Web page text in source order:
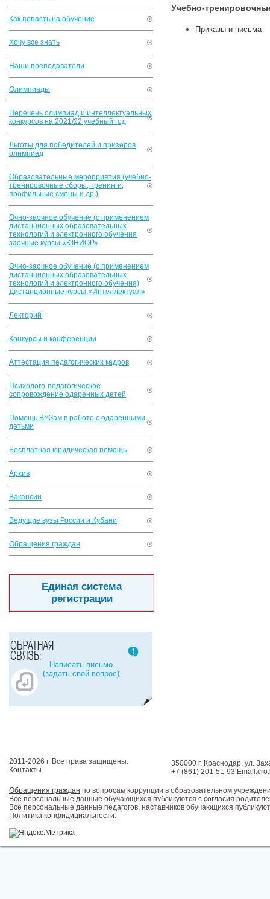
Как попасть на обучение
Хочу все знать
Наши преподаватели
Олимпиады
Перечень олимпиад и интеллектуальных
конкурсов на 2021/22 учебный год
Льготы для победителей и призеров
олимпиад
Образовательные мероприятия (учебно-
тренировочные сборы, тренинги,
профильные смены и др.)
Очно-заочное обучение (с применением
дистанционных образовательных
технологий и электронного обучения
заочные курсы «ЮНИОР»
Очно-заочное обучение (с применением
дистанционных образовательных
технологий и электронного обучения)
Дистанционные курсы «Интеллектуал»
Лекторий
Конкурсы и конференции
Аттестация педагогических кадров
Психолого-педагогическое
сопровождение одаренных детей
Помощь ВУЗам в работе с одаренными
детьми
Бесплатная юридическая помощь
Архив
Вакансии
Ведущие вузы России и Кубани
Обращения граждан
Единая система
регистрации
Написать письмо
(задать свой вопрос)
Учебно-
Приказы и письма
2011-2026 г. Все права защищены.
Контакты
350000 г. Краснодар, ул.
+7 (861) 201-51-93
Обращения граждан по вопросам коррупции в образовательном
Все персональные данные обучающихся публикуются с согласия
Все персональные данные педагогов, наставников обучающихся
Политика конфидициальности.